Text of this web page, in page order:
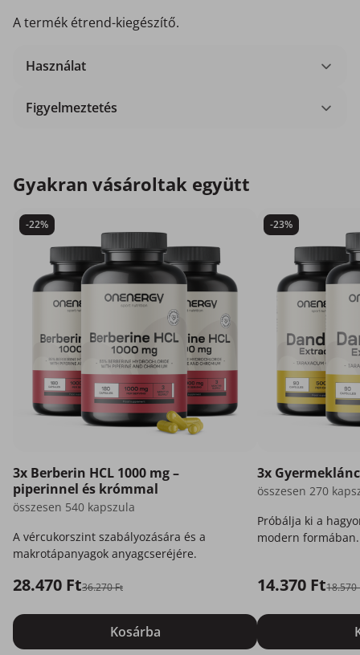
A termék étrend-kiegészítő.
Használat
Figyelmeztetés
Gyakran vásároltak együtt
-22%
3x Berberin HCL 1000 mg –
piperinnel és krómmal
összesen 540 kapszula
A vércukorszint szabályozására és a
makrotápanyagok anyagcseréjére.
28.470 Ft36.270 Ft
Kosárba
-23%
3x
összesen 270
Próbálja ki a
modern formában.
14.370 Ft18.570